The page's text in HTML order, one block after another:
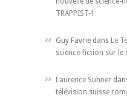
TRAPPIST-1
Guy Favrie dans Le
science-fiction sur le
Laurence Suhner
télévision suisse